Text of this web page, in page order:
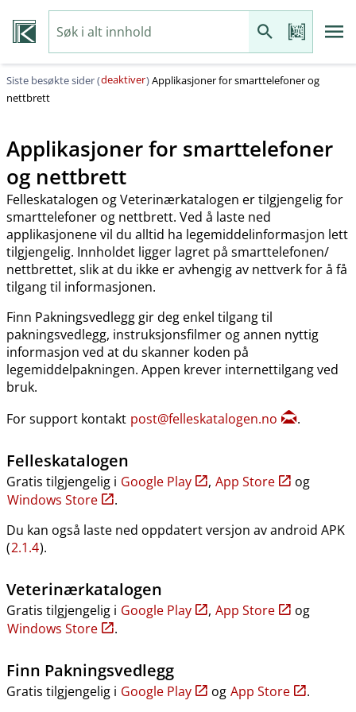
Siste besøkte sider (deaktiver)Applikasjoner for smarttelefoner og
nettbrett
Applikasjoner for smarttelefoner
og nettbrett
Felleskatalogen og Veterinærkatalogen er tilgjengelig for
smarttelefoner og nettbrett. Ved å laste ned
applikasjonene vil du alltid ha legemiddelinformasjon lett
tilgjengelig. Innholdet ligger lagret på smarttelefonen​/​
nettbrettet, slik at du ikke er avhengig av nettverk for å få
tilgang til informasjonen.
Finn Pakningsvedlegg gir deg enkel tilgang til
pakningsvedlegg, instruksjonsfilmer og annen nyttig
informasjon ved at du skanner koden på
legemiddelpakningen. Appen krever internettilgang ved
bruk.
For support kontakt post@felleskatalogen.no .
Felleskatalogen
Gratis tilgjengelig i Google Play , App Store
og
Windows Store
.
Du kan også laste ned oppdatert versjon av android APK
(2.1.4).
Veterinærkatalogen
Gratis tilgjengelig i Google Play , App Store
og
Windows Store
.
Finn Pakningsvedlegg
Gratis tilgjengelig i Google Play og App Store .